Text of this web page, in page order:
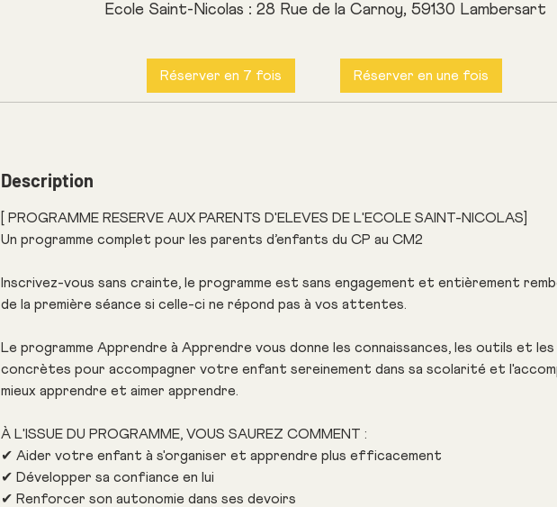
Description
[ PROGRAMME RESERVE AUX PARENTS D'ELEVES DE L'ECOLE SAINT-NICOLAS]
Un programme complet pour les parents d’enfants du CP au CM2
Inscrivez-vous sans crainte, le programme est sans engagement et entièrement
de la première séance si celle-ci ne répond pas à vos attentes.
Le programme Apprendre à Apprendre vous donne les connaissances, les outils et
concrètes pour accompagner votre enfant sereinement dans sa scolarité et
mieux apprendre et aimer apprendre.
À L'ISSUE DU PROGRAMME, VOUS SAUREZ COMMENT :
✔ Aider votre enfant à s'organiser et apprendre plus efficacement
✔ Développer sa confiance en lui
✔ Renforcer son autonomie dans ses devoirs
Ecole Saint-Nicolas : 28 Rue de la Carnoy, 59130 Lambersart
Réserver en 7 fois Réserver en une fois